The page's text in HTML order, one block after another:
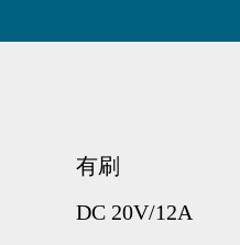
有刷
DC 20V/12A